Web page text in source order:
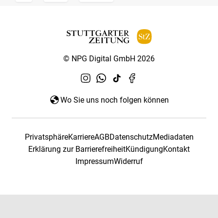
© NPG Digital GmbH 2026
Wo Sie uns noch folgen können
PrivatsphäreKarriereAGBDatenschutzMediadaten
Erklärung zur BarrierefreiheitKündigungKontakt
ImpressumWiderruf